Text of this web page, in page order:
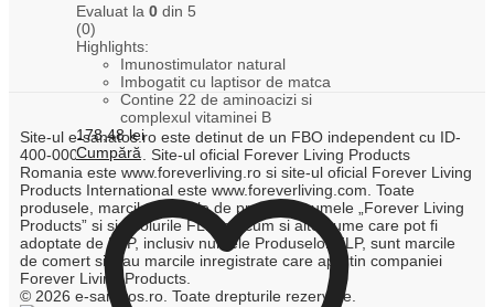
Evaluat la 0 din 5
(0)
Highlights:
Imunostimulator natural
Imbogatit cu laptisor de matca
Contine 22 de aminoacizi si
complexul vitaminei B
178,48lei
Cumpără
Site-ul e-sanatos.ro este detinut de un FBO independent cu ID-
400-000-245-058. Site-ul oficial Forever Living Products
Romania este www.foreverliving.ro si site-ul oficial Forever Living
Products International este www.foreverliving.com. Toate
produsele, marcile, numele de produse, numele „Forever Living
Products” si simbolurile FLP, precum si alte nume care pot fi
adoptate de FLP, inclusiv numele Produselor FLP, sunt marcile
de comert si/ sau marcile inregistrate care apartin companiei
Forever Living Products.
© 2026 e-sanatos.ro. Toate drepturile rezervate.